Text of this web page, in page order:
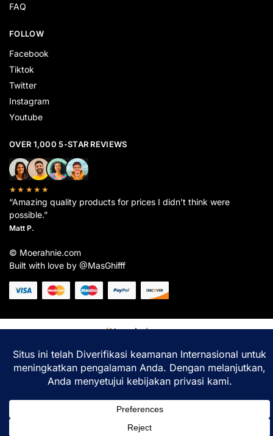
FAQ
FOLLOW
Facebook
Tiktok
Twitter
Instagram
Youtube
OVER 1,000 5-STAR REVIEWS
★★★★★
“Amazing quality products for prices I didn’t think were
possible.”
Matt P.
© Moerahnie.com
Built with love by @MasGhifff
Moerahnie.com
pengalaman belanja terbaik Anda.